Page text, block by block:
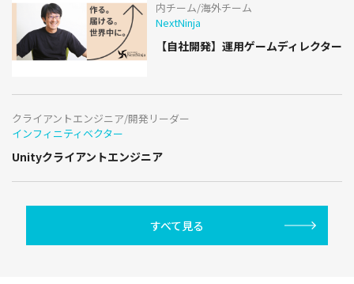
内チーム/海外チーム
NextNinja
【自社開発】運用ゲームディレクター
クライアントエンジニア/開発リーダー
インフィニティベクター
Unityクライアントエンジニア
すべて見る